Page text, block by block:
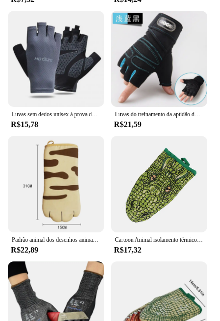
Luvas sem dedos unisex à prova de choque, ao ar livre, Camping, Motocicleta, Ginásio, Fitness, Antiderrapante, Equipamento de ciclismo, Verão
R$15,78
Luvas do treinamento da aptidão do Gym para homens e mulheres, levantamento de peso, musculação, exercício dos esportes, ciclismo, luva do exercício, M, L, XL
R$21,59
Padrão animal dos desenhos animados isolamento térmico luva engrossada, luvas de forno, cozimento cozinhar, crocodilo, pata de gato, microondas, resistente, churrasco
R$22,89
Cartoon Animal isolamento térmico luvas, luvas de crocodilo, forno espessado, churrasco, cozinha
R$17,32